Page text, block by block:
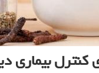
کنترل بیماری